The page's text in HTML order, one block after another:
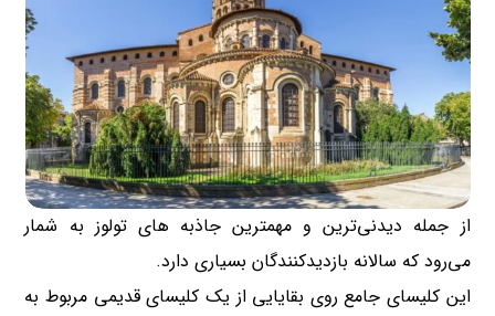
از جمله دیدنی‌ترین و مهمترین جاذبه های تولوز به شمار
می‌رود که سالانه بازدیدکنندگان بسیاری دارد.
این کلیسای جامع روی بقایایی از یک کلیسای قدیمی مربوط به